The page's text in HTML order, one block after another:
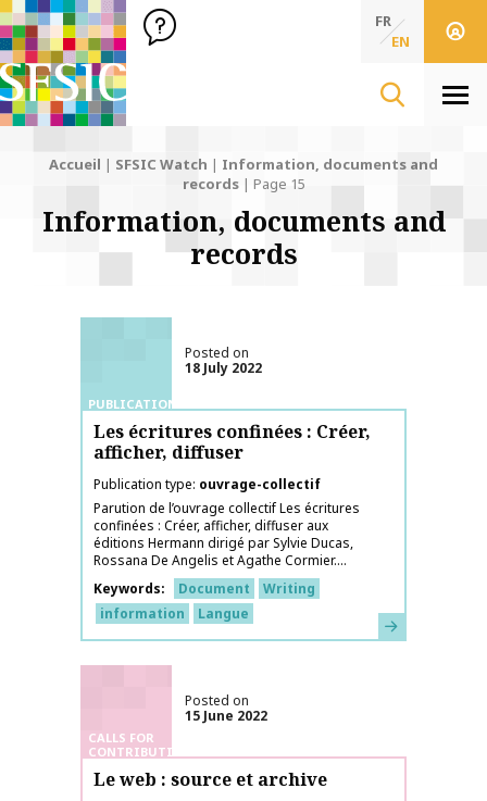
SFSIC Société Française des Sciences de l'Information & de
Société Française des Sciences de
FR
EN
Accueil | SFSIC Watch | Information, documents and
records| Page 15
Information, documents and
records
PUBLICATIONS
Posted on
18 July 2022
Les écritures confinées : Créer,
afficher, diffuser
Publication type ouvrage-collectif
Parution de l’ouvrage collectif Les écritures
confinées : Créer, afficher, diffuser aux
éditions Hermann dirigé par Sylvie Ducas,
Rossana De Angelis et Agathe Cormier....
Keywords
Document
Writing
information
Langue Learn more
CALLS FOR
CONTRIBUTIONS
Posted on
15 June 2022
Le web : source et archive